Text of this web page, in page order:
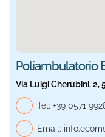
Poliambulatorio
Via Luigi Cherubini, 2,
Tel: Telefono
+39 0571
Email: